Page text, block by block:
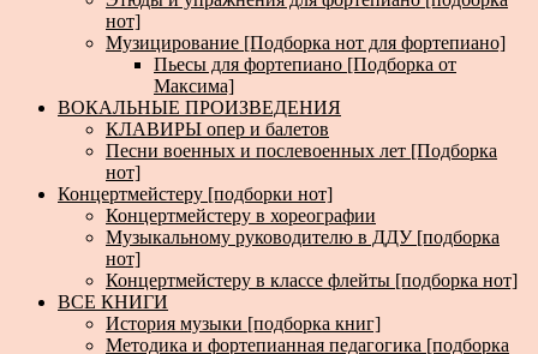
нот]
Музицирование [Подборка нот для фортепиано]
Пьесы для фортепиано [Подборка от
Максима]
ВОКАЛЬНЫЕ ПРОИЗВЕДЕНИЯ
КЛАВИРЫ опер и балетов
Песни военных и послевоенных лет [Подборка
нот]
Концертмейстеру [подборки нот]
Концертмейстеру в хореографии
Музыкальному руководителю в ДДУ [подборка
нот]
Концертмейстеру в классе флейты [подборка нот]
ВСЕ КНИГИ
История музыки [подборка книг]
Методика и фортепианная педагогика [подборка